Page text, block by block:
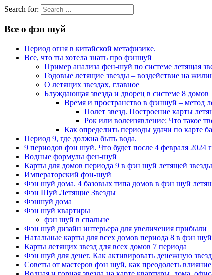
Search for:
Все о фэн шуй
Период огня в китайской метафизике.
Все, что ты хотела знать про фэншуй
Пример анализа фен-шуй по системе летящая
Годовые летящие звезды – воздействие на
О летящих звездах, главное
Блуждающая звезда и дворец в системе 8 домов
Время и пространство в фэншуй – метод
Полет звезд. Построение карты
Рок или волеизявление: Что такое
Как определить периоды удачи по карте
Период 9, где должна быть вода.
9 периодов фэн шуй. Что будет после 4 февраля 2024
Водные формулы фен-шуй
Карты для домов периода 9 в фэн шуй летящей звезды
Императорский фэн-шуй
Фэн шуй дома. 4 базовых типа домов в фэн шуй
Фэн Шуй Летящие Звезды
Фэншуй дома
Фэн шуй квартиры
фэн шуй в спальне
Фэн шуй дизайн интерьера для увеличения прибыли
Натальные карты для всех домов периода 8 в фэн
Карты летящих звезд для всех домов 7 периода
Фэн шуй для денег. Как активировать денежную
Советы от мастеров фэн шуй, как преодолеть влияние